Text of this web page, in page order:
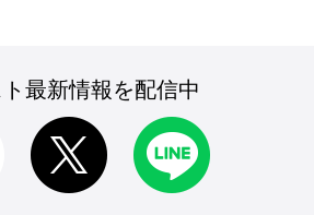
最新情報を配信中